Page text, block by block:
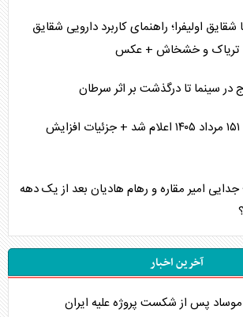
اولیفرا؛ راهنمای کاربرد دارویی شقایق
با تریاک و خشخاش + عکس
در سینما تا درگذشت بر اثر سرطان
قیمت جدید سایپا ۱۵۱ مرداد ۱۴۰۵ اعلام شد + جزئیات افزایش
جدایی امیر مقاره و رهام هادیان بعد از یک دهه
آخرین اخبار
موساد پس از شکست پروژه علیه ایران